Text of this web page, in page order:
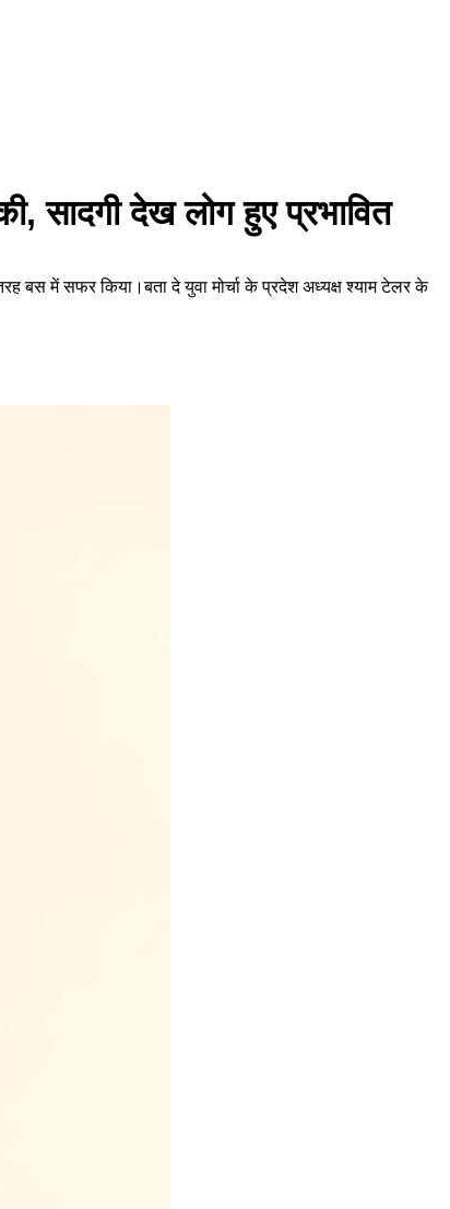
सादगी देख लोग हुए प्रभावित
बस में सफर किया।बता दे युवा मोर्चा के प्रदेश अध्यक्ष श्याम टेलर के